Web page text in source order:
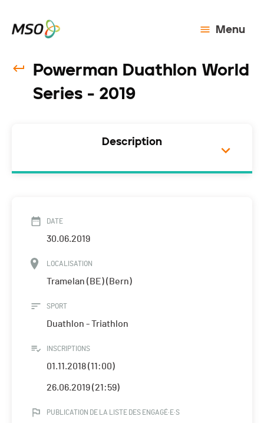
Menu
Powerman Duathlon World
Series - 2019
Description
DATE
30.06.2019
LOCALISATION
Tramelan (BE) (Bern)
SPORT
Duathlon - Triathlon
INSCRIPTIONS
01.11.2018 (11:00)
26.06.2019 (21:59)
PUBLICATION DE LA LISTE DES ENGAGÉ·E·S